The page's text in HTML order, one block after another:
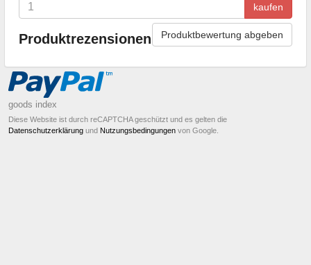
kaufen
Produktrezensionen Produktbewertung abgeben
goods index
Diese Website ist durch reCAPTCHA geschützt und es gelten die
Datenschutzerklärung und Nutzungsbedingungen von Google.